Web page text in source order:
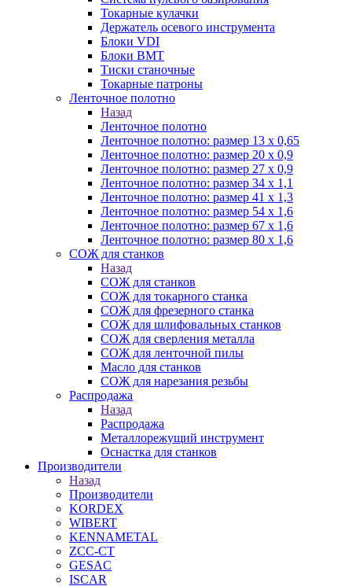
Токарные кулачки
Держатель осевого инструмента
Блоки VDI
Блоки BMT
Тиски станочные
Токарные патроны
Ленточное полотно
Назад
Ленточное полотно
Ленточное полотно: размер 13 х 0,65
Ленточное полотно: размер 20 х 0,9
Ленточное полотно: размер 27 х 0,9
Ленточное полотно: размер 34 х 1,1
Ленточное полотно: размер 41 х 1,3
Ленточное полотно: размер 54 х 1,6
Ленточное полотно: размер 67 х 1,6
Ленточное полотно: размер 80 х 1,6
СОЖ для станков
Назад
СОЖ для станков
СОЖ для токарного станка
СОЖ для фрезерного станка
СОЖ для шлифовальных станков
СОЖ для сверления металла
СОЖ для ленточной пилы
Масло для станков
СОЖ для нарезания резьбы
Распродажа
Назад
Распродажа
Металлорежущий инструмент
Оснастка для станков
Производители
Назад
Производители
KORDEX
WIBERT
KENNAMETAL
ZCC-CT
GESAC
ISCAR